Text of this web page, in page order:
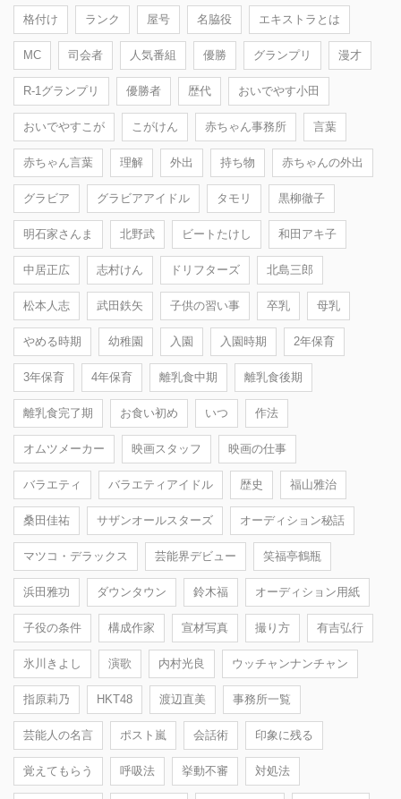
格付け ランク 屋号 名脇役 エキストラとは
MC 司会者 人気番組 優勝 グランプリ 漫才
R-1グランプリ 優勝者 歴代 おいでやす小田
おいでやすこが こがけん 赤ちゃん事務所 言葉
赤ちゃん言葉 理解 外出 持ち物 赤ちゃんの外出
グラビア グラビアアイドル タモリ 黒柳徹子
明石家さんま 北野武 ビートたけし 和田アキ子
中居正広 志村けん ドリフターズ 北島三郎
松本人志 武田鉄矢 子供の習い事 卒乳 母乳
やめる時期 幼稚園 入園 入園時期 2年保育
3年保育 4年保育 離乳食中期 離乳食後期
離乳食完了期 お食い初め いつ 作法
オムツメーカー 映画スタッフ 映画の仕事
バラエティ バラエティアイドル 歴史 福山雅治
桑田佳祐 サザンオールスターズ オーディション秘話
マツコ・デラックス 芸能界デビュー 笑福亭鶴瓶
浜田雅功 ダウンタウン 鈴木福 オーディション用紙
子役の条件 構成作家 宣材写真 撮り方 有吉弘行
氷川きよし 演歌 内村光良 ウッチャンナンチャン
指原莉乃 HKT48 渡辺直美 事務所一覧
芸能人の名言 ポスト嵐 会話術 印象に残る
覚えてもらう 呼吸法 挙動不審 対処法